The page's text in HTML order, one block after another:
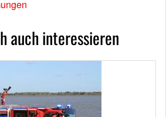
auch interessieren